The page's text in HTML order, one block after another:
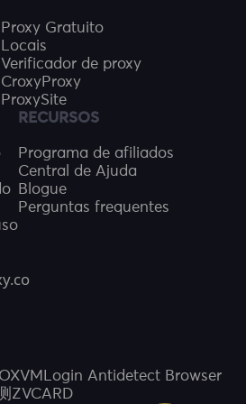
Proxy Gratuito
Locais
Verificador de proxy
CroxyProxy
ProxySite
RECURSOS
Programa de afiliados
Central de Ajuda
Blogue
Perguntas frequentes
VMLogin Antidetect Browser
ZVCARD